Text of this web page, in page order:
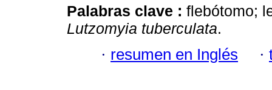
Palabras clave : flebótomo;
Lutzomyia tuberculata.
· resumen en Inglés ·